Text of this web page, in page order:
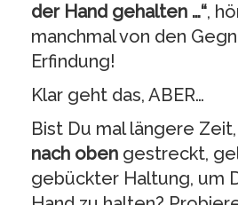
der Hand gehalten …“,
manchmal von den
Erfindung!
Klar geht das, ABER…
Bist Du mal längere
nach oben gestreckt,
gebückter Haltung, um